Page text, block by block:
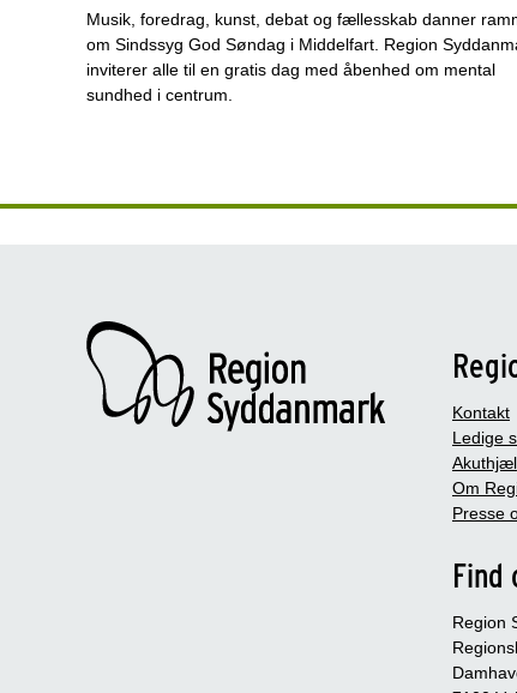
Musik, foredrag, kunst, debat og fællesskab danner
om Sindssyg God Søndag i Middelfart. Region
inviterer alle til en gratis dag med åbenhed om mental
sundhed i centrum.
Kontakt
Ledige
Om
Presse
Find
Region